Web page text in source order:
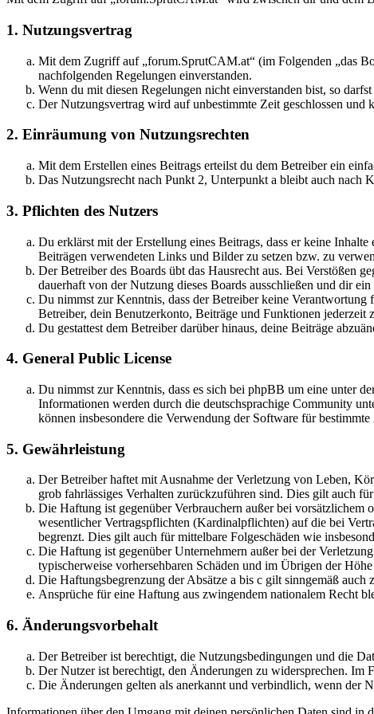
1. Nutzungsvertrag
Mit dem Zugriff auf „forum.SprutCAM.at“ (im Folgenden „das
nachfolgenden Regelungen einverstanden.
Wenn du mit diesen Regelungen nicht einverstanden bist, so
Der Nutzungsvertrag wird auf unbestimmte Zeit geschlossen
2. Einräumung von Nutzungsrechten
Mit dem Erstellen eines Beitrags erteilst du dem Betreiber ein
Das Nutzungsrecht nach Punkt 2, Unterpunkt a bleibt auch nach
3. Pflichten des Nutzers
Du erklärst mit der Erstellung eines Beitrags, dass er keine
Beiträgen verwendeten Links und Bilder zu setzen bzw. zu
Der Betreiber des Boards übt das Hausrecht aus. Bei Verstößen
dauerhaft von der Nutzung dieses Boards ausschließen und dir
Du nimmst zur Kenntnis, dass der Betreiber keine
Betreiber, dein Benutzerkonto, Beiträge und Funktionen jederzeit
Du gestattest dem Betreiber darüber hinaus, deine Beiträge
4. General Public License
Du nimmst zur Kenntnis, dass es sich bei phpBB um eine unter
Informationen werden durch die deutschsprachige Community
können insbesondere die Verwendung der Software für
5. Gewährleistung
Der Betreiber haftet mit Ausnahme der Verletzung von Leben,
grob fahrlässiges Verhalten zurückzuführen sind. Dies gilt auch
Die Haftung ist gegenüber Verbrauchern außer bei vorsätzlichem
wesentlicher Vertragspflichten (Kardinalpflichten) auf die bei
begrenzt. Dies gilt auch für mittelbare Folgeschäden wie
Die Haftung ist gegenüber Unternehmern außer bei der
typischerweise vorhersehbaren Schäden und im Übrigen der
Die Haftungsbegrenzung der Absätze a bis c gilt sinngemäß
Ansprüche für eine Haftung aus zwingendem nationalem Recht
6. Änderungsvorbehalt
Der Betreiber ist berechtigt, die Nutzungsbedingungen und die
Der Nutzer ist berechtigt, den Änderungen zu widersprechen. Im
Die Änderungen gelten als anerkannt und verbindlich, wenn der